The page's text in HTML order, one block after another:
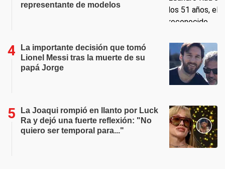
representante de modelos
La importante decisión que tomó
Lionel Messi tras la muerte de su
papá Jorge
La Joaqui rompió en llanto por Luck
Ra y dejó una fuerte reflexión: "No
quiero ser temporal para..."